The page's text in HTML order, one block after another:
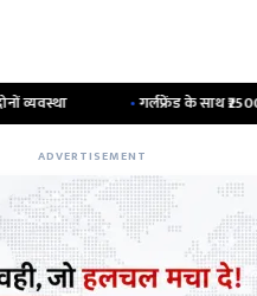
•गर्लफ्रेंड के साथ ₹2500 में कमरा बुक किया ;
ADVERTISEMENT